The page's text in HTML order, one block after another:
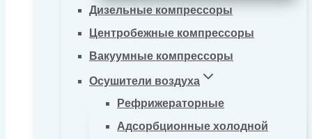
Дизельные компрессоры
Центробежные компрессоры
Вакуумные компрессоры
Осушители воздуха
Рефрижераторные
Адсорбционные холодной